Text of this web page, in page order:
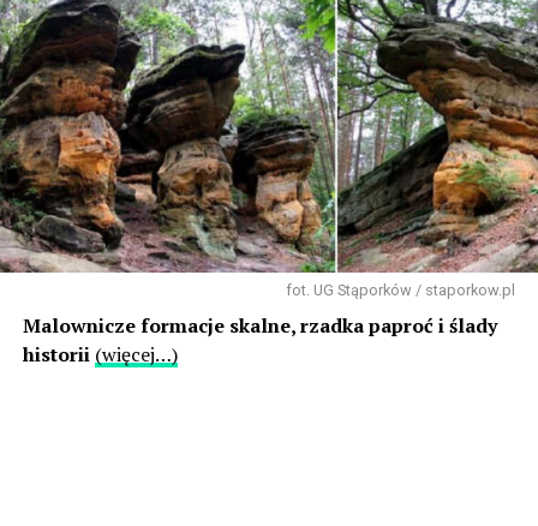
fot. UG Stąporków / staporkow.pl
Malownicze formacje skalne, rzadka paproć i ślady
historii (więcej…)